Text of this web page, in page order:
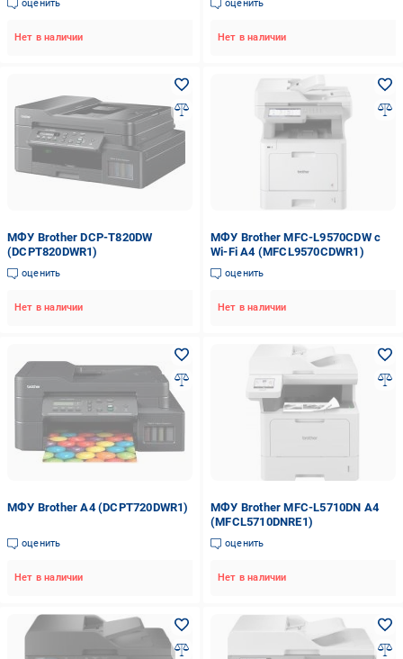
оценить
Нет в наличии
оценить
Нет в наличии
МФУ Brother DCP-T820DW
(DCPT820DWR1)
оценить
Нет в наличии
МФУ Brother MFC-L9570CDW c
Wi-Fi А4 (MFCL9570CDWR1)
оценить
Нет в наличии
МФУ Brother А4 (DCPT720DWR1)
оценить
Нет в наличии
МФУ Brother MFC-L5710DN А4
(MFCL5710DNRE1)
оценить
Нет в наличии